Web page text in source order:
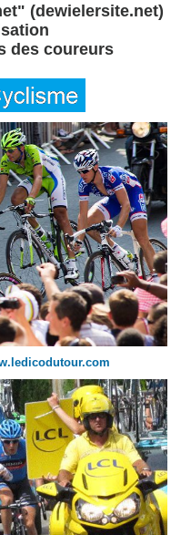
(dewielersite.net)
des coureurs